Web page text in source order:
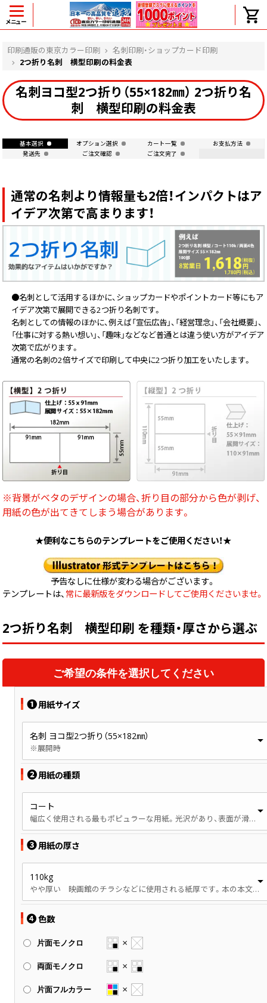
メニュー
印刷通販の東京カラー印刷
名刺印刷・ショップカード印刷
2つ折り名刺 横型印刷の料金表
名刺ヨコ型2つ折り（55×182㎜） 2つ折り名
刺 横型印刷の料金表
基本選択 オプション選択 カート一覧
お支払方法
発送先
ご注文確認 ご注文完了
通常の名刺より情報量も2倍！インパクトはア
イデア次第で高まります！
●名刺として活用するほかに、ショップカードやポイントカード等にもア
イデア次第で展開できる2つ折り名刺です。
名刺としての情報のほかに、例えば「宣伝広告」、「経営理念」、「会社概要」、
「仕事に対する熱い想い」、「趣味」などなど普通とは違う使い方がアイデア
次第で広がります。
通常の名刺の2倍サイズで印刷して中央に2つ折り加工をいたします。
※背景がベタのデザインの場合、折り目の部分から色が剥げ、
用紙の色が出てきてしまう場合があります。
★便利なこちらのテンプレートをご使用ください！★
予告なしに仕様が変わる場合がございます。
テンプレートは、 常に最新版をダウンロードしてご使用くださいませ。
2つ折り名刺 横型印刷 を種類・厚さから選ぶ
ご希望の条件を選択してください
❶用紙サイズ
名刺 ヨコ型2つ折り（55×182㎜）
※展開時
❷用紙の種類
コート
幅広く使用される最もポピュラーな用紙。光沢があり、表面が滑らかです。
❸用紙の厚さ
110kg
やや厚い 映画館のチラシなどに使用される紙厚です。本の本文、パンフレットなどに使用されます。
❹色数
片面モノクロ
両面モノクロ
片面フルカラー
ヘルプ
よくある質問
入金・決済後、入金情報画面に反映されま
価格表にない部数の注文は可能ですか？
出荷からお届けまでの日数を教えてくださ
任意の部数単位で帯をかけて納品できま
すか？
領収書・納品書を発行は可能ですか？
は？
見本と印刷データの比較はしてくれます
か？
ユーザー登録ログイン
入稿
校正・印刷
お支払い
梱包・包装
変更・キャンセル
商品別のよくある質問
中綴じ冊子
無線綴じ冊子
季節商品
封筒／クリアファイル